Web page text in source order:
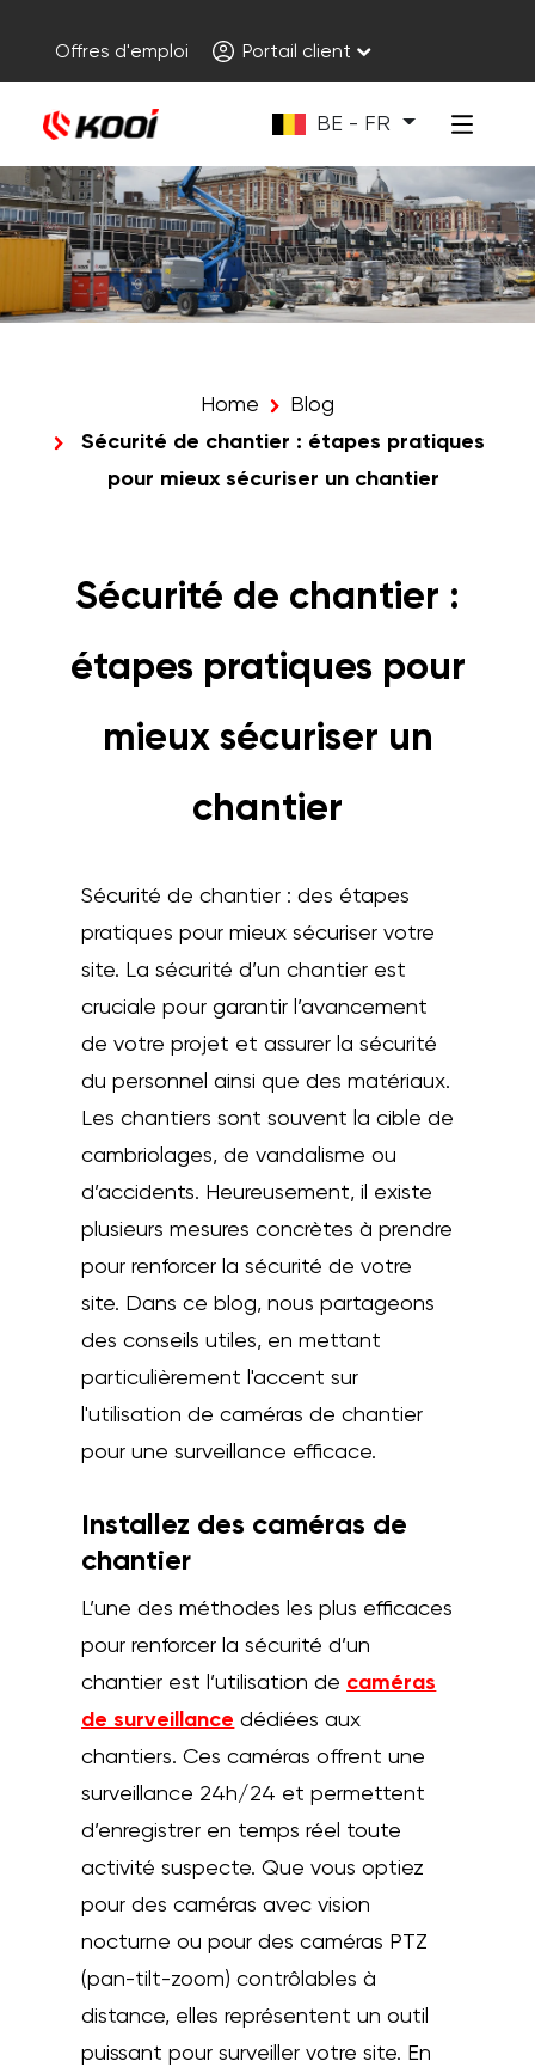
Offres d'emploi Portail client
BE - FR
Home
Blog
Sécurité de chantier : étapes pratiques
pour mieux sécuriser un chantier
Sécurité de chantier :
étapes pratiques pour
mieux sécuriser un
chantier
Sécurité de chantier : des étapes
pratiques pour mieux sécuriser votre
site. La sécurité d’un chantier est
cruciale pour garantir l’avancement
de votre projet et assurer la sécurité
du personnel ainsi que des matériaux.
Les chantiers sont souvent la cible de
cambriolages, de vandalisme ou
d’accidents. Heureusement, il existe
plusieurs mesures concrètes à prendre
pour renforcer la sécurité de votre
site. Dans ce blog, nous partageons
des conseils utiles, en mettant
particulièrement l'accent sur
l'utilisation de caméras de chantier
pour une surveillance efficace.
Installez des caméras de
chantier
L’une des méthodes les plus efficaces
pour renforcer la sécurité d’un
chantier est l’utilisation de caméras
de surveillance dédiées aux
chantiers. Ces caméras offrent une
surveillance 24h/24 et permettent
d’enregistrer en temps réel toute
activité suspecte. Que vous optiez
pour des caméras avec vision
nocturne ou pour des caméras PTZ
(pan-tilt-zoom) contrôlables à
distance, elles représentent un outil
puissant pour surveiller votre site. En